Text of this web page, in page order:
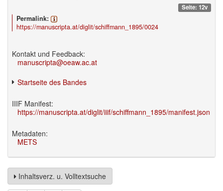
Seite: 12v
Permalink:
https://manuscripta.at/diglit/schiffmann_1895/0024
Kontakt und Feedback:
manuscripta@oeaw.ac.at
Startseite des Bandes
IIIF Manifest:
https://manuscripta.at/diglit/iiif/schiffmann_1895/manifest.json
Metadaten:
METS
Inhaltsverz. u. Volltextsuche